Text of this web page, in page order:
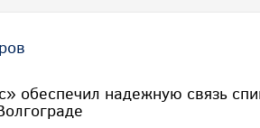
обеспечил надежную связь